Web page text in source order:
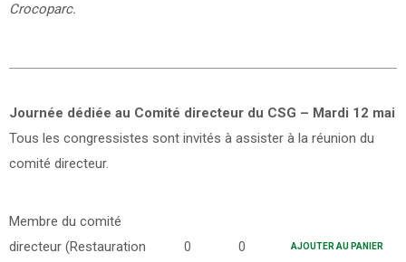
Crocoparc.
Journée dédiée au Comité directeur du CSG – Mardi 12 mai
Tous les congressistes sont invités à assister à la réunion du
comité directeur.
Membre du comité
directeur (Restauration
0 0 AJOUTER AU PANIER